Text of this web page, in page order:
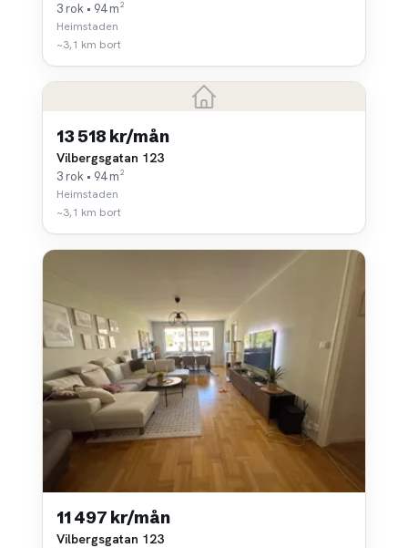
3 rok • 94 m²
Heimstaden
~3,1 km bort
13 518 kr/mån
Vilbergsgatan 123
3 rok • 94 m²
Heimstaden
~3,1 km bort
11 497 kr/mån
Vilbergsgatan 123